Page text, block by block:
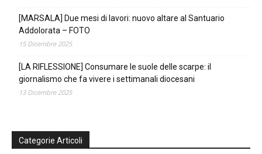
[MARSALA] Due mesi di lavori: nuovo altare al Santuario
Addolorata – FOTO
15 Dicembre 2025
[LA RIFLESSIONE] Consumare le suole delle scarpe: il
giornalismo che fa vivere i settimanali diocesani
13 Dicembre 2025
Categorie Articoli